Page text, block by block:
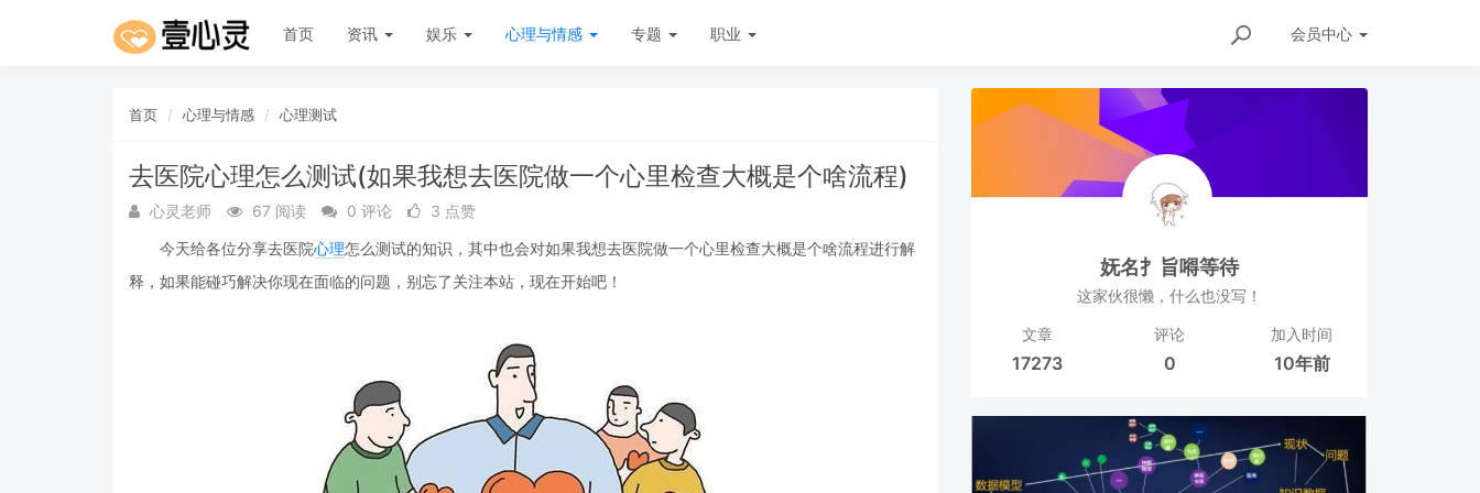
首页 资讯 娱乐 心理与情感 专题 职业 会员中心
首页 心理与情感 心理测试
去医院心理怎么测试(如果我想去医院做一个心里检查大概是个啥流程)
心灵老师 67 阅读 0 评论
3 点赞
今天给各位分享去医院心理怎么测试的知识，其中也会对如果我想去医院做一个心里检查大概是个啥流程进行解
释，如果能碰巧解决你现在面临的问题，别忘了关注本站，现在开始吧！
妩名扌旨嘚等待
这家伙很懒，什么也没写！
文章
17273
评论
0
加入时间
10年前